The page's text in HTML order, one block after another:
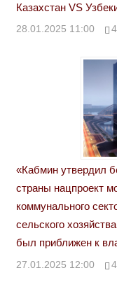
Казахстан VS
28.01.2025 11:00
«Кабмин утвердил
страны нацпроект
коммунального
сельского
был приближен к
27.01.2025 12:00